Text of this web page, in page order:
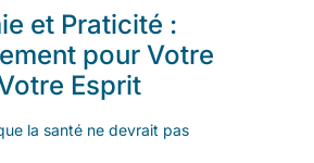
et Praticité :
pour Votre
Esprit
la santé ne devrait pas